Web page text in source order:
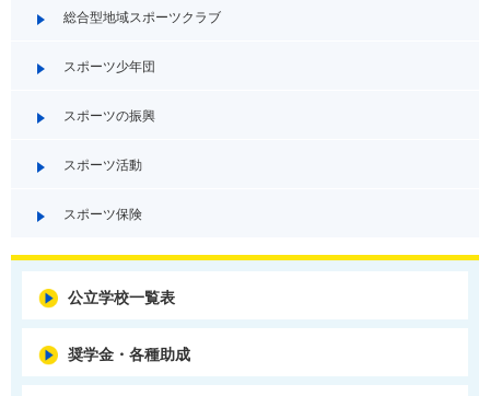
総合型地域スポーツクラブ
スポーツ少年団
スポーツの振興
スポーツ活動
スポーツ保険
公立学校一覧表
奨学金・各種助成